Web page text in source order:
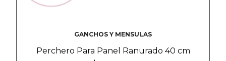
GANCHOS Y MENSULAS
Perchero Para Panel Ranurado 40 cm